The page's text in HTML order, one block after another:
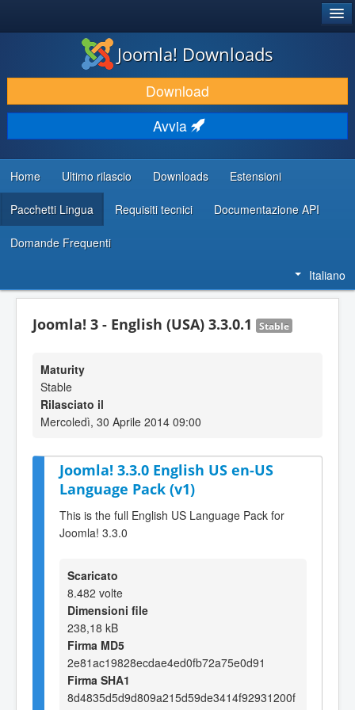
SCARICA & ESTENDI
SCOPRI & IMPARA
COMUNITÀ & SUPPORTO
RISORSE PER SVILUPPATORI
Joomla! Downloads
Download
Avvia
Home Ultimo rilascio Downloads Estensioni
Pacchetti Lingua Requisiti tecnici Documentazione API
Domande Frequenti
Italiano
Joomla! 3 - English (USA) 3.3.0.1 Stable
Maturity
Stable
Rilasciato il
Mercoledì, 30 Aprile 2014 09:00
Joomla! 3.3.0 English US en-US
Language Pack (v1)
This is the full English US Language Pack for
Joomla! 3.3.0
Scaricato
8.482 volte
Dimensioni file
238,18 kB
Firma MD5
2e81ac19828ecdae4ed0fb72a75e0d91
Firma SHA1
8d4835d5d9d809a215d59de3414f92931200f